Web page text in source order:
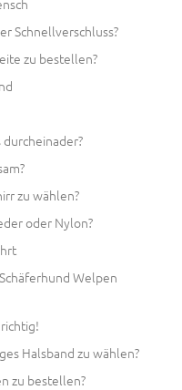
Schnellverschluss?
zu bestellen?
zu wählen?
oder Nylon?
Welpen
Halsband zu wählen?
zu bestellen?